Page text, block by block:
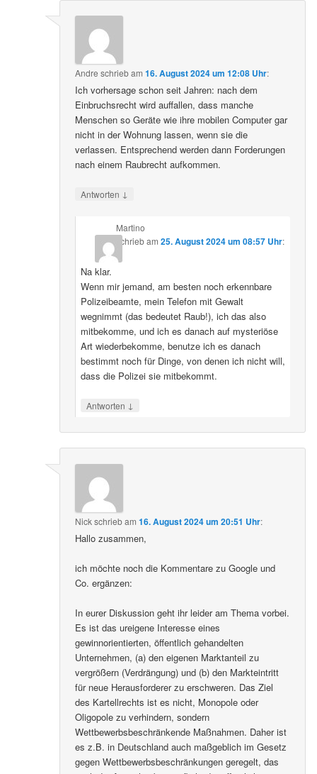
Andre schriebam16. August 2024 um 12:08 Uhr:
Ich vorhersage schon seit Jahren: nach dem
Einbruchsrecht wird auffallen, dass manche
Menschen so Geräte wie ihre mobilen Computer gar
nicht in der Wohnung lassen, wenn sie die
verlassen. Entsprechend werden dann Forderungen
nach einem Raubrecht aufkommen.
Antworten ↓
Martino
schriebam 25. August 2024 um 08:57 Uhr:
Na klar.
Wenn mir jemand, am besten noch erkennbare
Polizeibeamte, mein Telefon mit Gewalt
wegnimmt (das bedeutet Raub!), ich das also
mitbekomme, und ich es danach auf mysteriöse
Art wiederbekomme, benutze ich es danach
bestimmt noch für Dinge, von denen ich nicht will,
dass die Polizei sie mitbekommt.
Antworten ↓
Nickschriebam16. August 2024 um 20:51 Uhr:
Hallo zusammen,
ich möchte noch die Kommentare zu Google und
Co. ergänzen:
In eurer Diskussion geht ihr leider am Thema vorbei.
Es ist das ureigene Interesse eines
gewinnorientierten, öffentlich gehandelten
Unternehmen, (a) den eigenen Marktanteil zu
vergrößern (Verdrängung) und (b) den Markteintritt
für neue Herausforderer zu erschweren. Das Ziel
des Kartellrechts ist es nicht, Monopole oder
Oligopole zu verhindern, sondern
Wettbewerbsbeschränkende Maßnahmen. Daher ist
es z.B. in Deutschland auch maßgeblich im Gesetz
gegen Wettbewerbsbeschränkungen geregelt, das